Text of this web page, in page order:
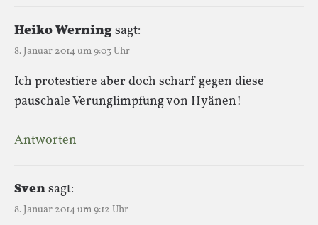
Heiko Werningsagt:
8. Januar 2014 um 9:03 Uhr
Ich protestiere aber doch scharf gegen diese
pauschale Verunglimpfung von Hyänen!
Antworten
Svensagt:
8. Januar 2014 um 9:12 Uhr